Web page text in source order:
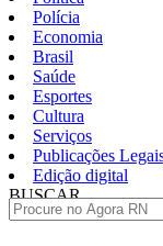
Polícia
Economia
Brasil
Saúde
Esportes
Cultura
Serviços
Publicações
Edição digital
BUSCAR